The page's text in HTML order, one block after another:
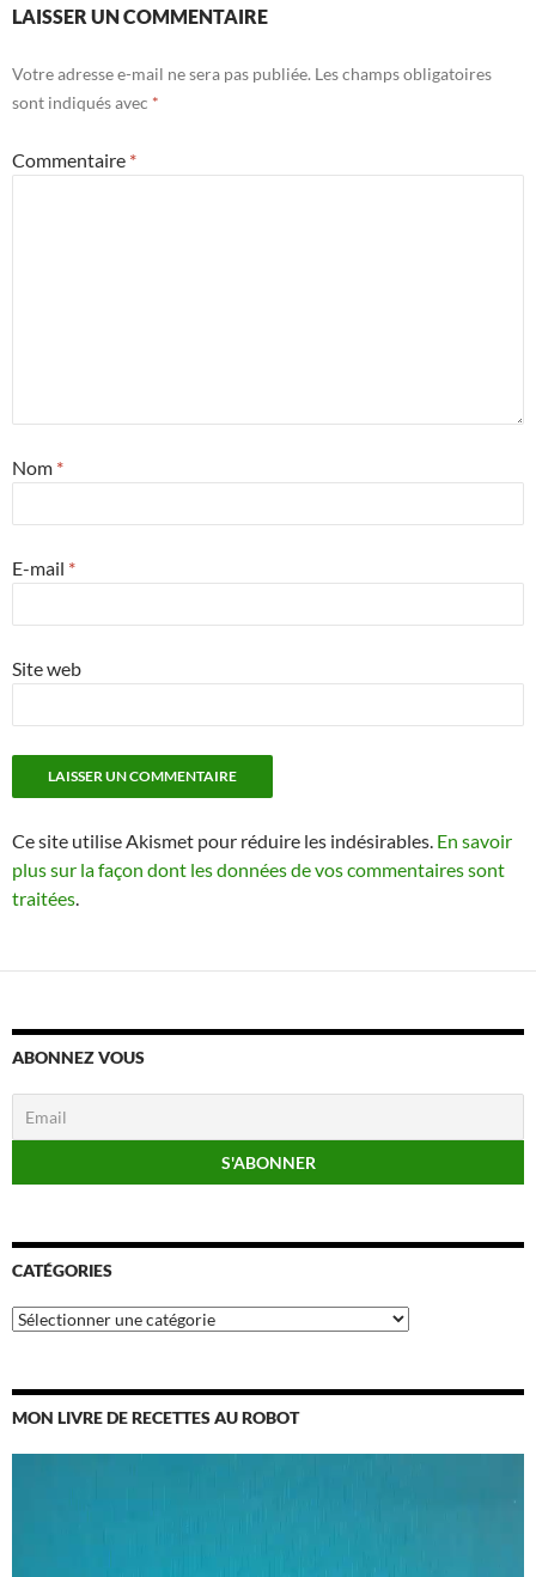
LAISSER UN COMMENTAIRE
Votre adresse e-mail ne sera pas publiée. Les champs obligatoires
sont indiqués avec *
Commentaire *
Nom *
E-mail *
Site web
Ce site utilise Akismet pour réduire les indésirables. En savoir
plus sur la façon dont les données de vos commentaires sont
traitées.
ABONNEZ VOUS
CATÉGORIES
Catégories
MON LIVRE DE RECETTES AU ROBOT